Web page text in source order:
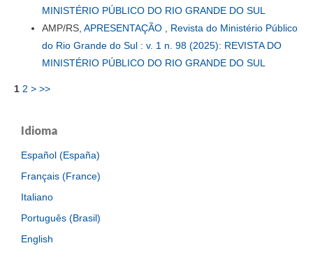
MINISTÉRIO PÚBLICO DO RIO GRANDE DO SUL
AMP/RS, APRESENTAÇÃO
Revista do Ministério Público
do Rio Grande do Sul : v. 1 n. 98 (2025): REVISTA DO
MINISTÉRIO PÚBLICO DO RIO GRANDE DO SUL
1 2 > >>
Idioma
Español (España)
Français (France)
Italiano
Português (Brasil)
English